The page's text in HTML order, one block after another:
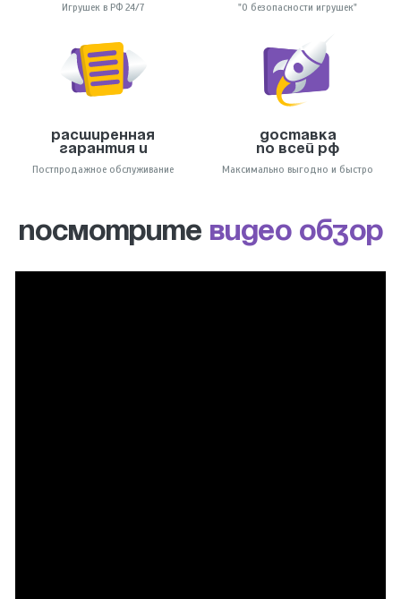
Игрушек в РФ 24/7 "О безопасности игрушек"
Расширенная
гарантия и
Постпродажное обслуживание
Доставка
по всей РФ
Максимально выгодно и быстро
ПОСМОТРИТЕ ВИДЕО ОБЗОР